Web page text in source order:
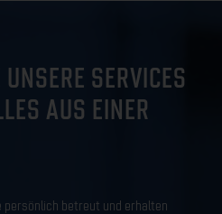
UNSERE SERVICES
AUS EINER
persönlich betreut und erhalten